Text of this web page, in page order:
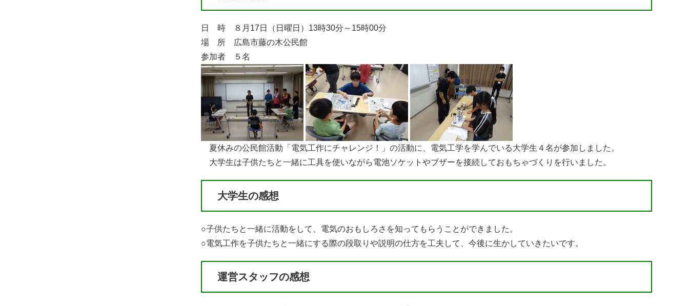
日 時 ８月17日（日曜日）13時30分～15時00分
場 所 広島市藤の木公民館
参加者 ５名​
​ 夏休みの公民館活動「電気工作にチャレンジ！」の活動に、電気工学を学んでいる大学生４名が参加しました。
大学生は子供たちと一緒に工具を使いながら電池ソケットやブザーを接続しておもちゃづくりを行いました。
大学生の感想
○子供たちと一緒に活動をして、電気のおもしろさを知ってもらうことができました。
○電気工作を子供たちと一緒にする際の段取りや説明の仕方を工夫して、今後に生かしていきたいです。
運営スタッフの感想